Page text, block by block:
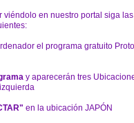
viéndolo en nuestro portal siga las
el programa gratuito
y aparecerán tres
en la ubicación JAPÓN